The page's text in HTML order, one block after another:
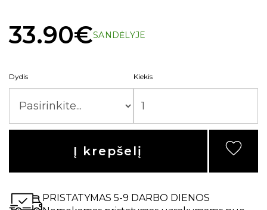
33.90€SANDĖLYJE
Dydis Kiekis
Į krepšelį
PRISTATYMAS 5-9 DARBO DIENOS